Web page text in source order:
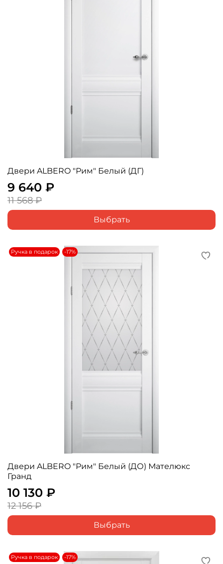
Двери ALBERO "Рим" Белый (ДГ)
9 640 ₽
11 568 ₽
Выбрать
Ручка в подарок -17%
Двери ALBERO "Рим" Белый (ДО) Мателюкс
Гранд
10 130 ₽
12 156 ₽
Выбрать
Ручка в подарок -17%